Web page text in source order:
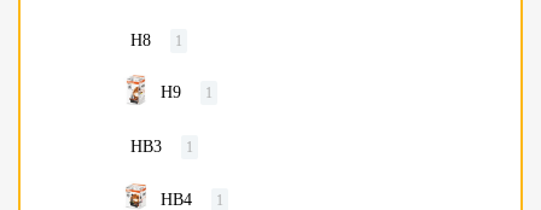
H8 1
H9 1
HB3 1
HB4 1